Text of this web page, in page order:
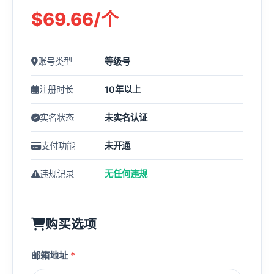
$69.66/个
账号类型 等级号
注册时长 10年以上
实名状态 未实名认证
支付功能 未开通
违规记录 无任何违规
购买选项
邮箱地址 *